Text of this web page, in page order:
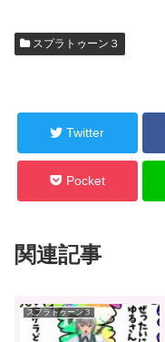
スプラトゥーン３
Twitter
Pocket
関連記事
スプラトゥーン３